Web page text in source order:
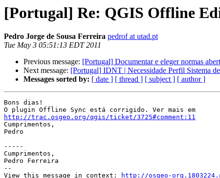
[Portugal] Re: QGIS Offline
Pedro Jorge de Sousa Ferreira pedrof at utad.pt
Tue May 3 05:51:13 EDT 2011
Previous message: [Portugal] Documentar e eleger normas
Next message: [Portugal] IDNT | Necessidade Perfil Sistema
Messages sorted by: [ date ] [ thread ] [ subject ] [ author ]
Bons dias!
http://trac.osgeo.org/qgis/ticket/3725#comment:11
Cumprimentos,
Pedro
-----
Cumprimentos,
Pedro Ferreira
--
View this message in context:
http://osgeo-